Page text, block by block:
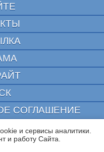
СОГЛАШЕНИЕ
CURATOR
"3ДНьюс" | Свидетельство о
и сервисы аналитики.
и работу Cайта.